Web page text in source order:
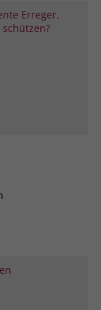
Erreger.